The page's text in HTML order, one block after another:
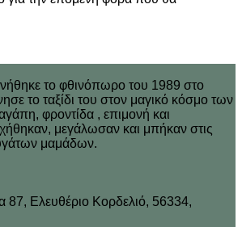
το φθινόπωρο του 1989 στo
το ταξίδι του στον μαγικό κόσμο των
φροντίδα , επιμονή και
μεγάλωσαν και μπήκαν στις
μαμάδων.
87, Ελευθέριο Κορδελιό, 56334,